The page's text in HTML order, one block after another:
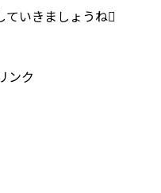
ていきましょうね
ンク